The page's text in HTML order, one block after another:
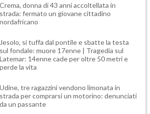
Crema, donna di 43 anni accoltellata in
strada: fermato un giovane cittadino
nordafricano
Jesolo, si tuffa dal pontile e sbatte la testa
sul fondale: muore 17enne | Tragedia sul
Latemar: 14enne cade per oltre 50 metri e
perde la vita
Udine, tre ragazzini vendono limonata in
strada per comprarsi un motorino: denunciati
da un passante